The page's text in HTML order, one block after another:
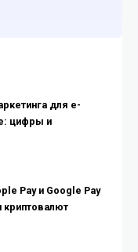
для e-
цифры и
криптовалют